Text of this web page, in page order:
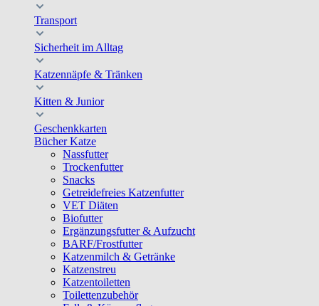
Transport
Sicherheit im Alltag
Katzennäpfe & Tränken
Kitten & Junior
Geschenkkarten
Bücher Katze
Nassfutter
Trockenfutter
Snacks
Getreidefreies Katzenfutter
VET Diäten
Biofutter
Ergänzungsfutter & Aufzucht
BARF/Frostfutter
Katzenmilch & Getränke
Katzenstreu
Katzentoiletten
Toilettenzubehör